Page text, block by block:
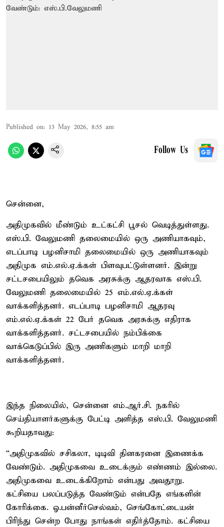
Published on: 13 May 2026, 8:55 am
Follow Us
சென்னை,
அதிமுகவில் மீண்டும் உட்கட்சி பூசல் வெடித்துள்ளது.
எஸ்.பி. வேலுமணி தலைமையில் ஒரு அணியாகவும்,
எடப்பாடி பழனிசாமி தலைமையில் ஒரு அணியாகவும்
அதிமுக எம்.எல்.ஏ.க்கள் பிளவுபட்டுள்ளனர். இன்று
சட்டசபையிலும் தவெக அரசுக்கு ஆதரவாக எஸ்.பி.
வேலுமணி தலைமையில் 25 எம்.எல்.ஏ.க்கள்
வாக்களித்தனர். எடப்பாடி பழனிசாமி ஆதரவு
எம்.எல்.ஏ.க்கள் 22 பேர் தவெக அரசுக்கு எதிராக
வாக்களித்தனர். சட்டசபையில் நம்பிக்கை
வாக்கெடுப்பில் இரு அணிகளும் மாறி மாறி
வாக்களித்தனர்.
இந்த நிலையில், சென்னை எம்.ஆர்.சி. நகரில்
செய்தியாளர்களுக்கு பேட்டி அளித்த எஸ்.பி. வேலுமணி
கூறியதாவது:
“அதிமுகவில் சசிகலா, டிடிவி தினகரனை இணைக்க
வேண்டும். அதிமுகவை உடைக்கும் எண்ணம் இல்லை.
அதிமுகவை உடைக்கிறோம் என்பது அவதூறு.
கட்சியை பலப்படுத்த வேண்டும் என்பதே எங்களின்
கோரிக்கை. ஓ.பன்னீர்செல்வம், செங்கோட்டையன்
பிரிந்து சென்ற போது நாங்கள் எதிர்த்தோம். கட்சியை